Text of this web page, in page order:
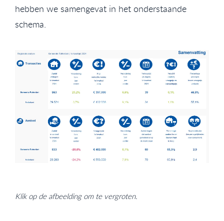
hebben we samengevat in het onderstaande
schema.
Klik op de afbeelding om te vergroten.